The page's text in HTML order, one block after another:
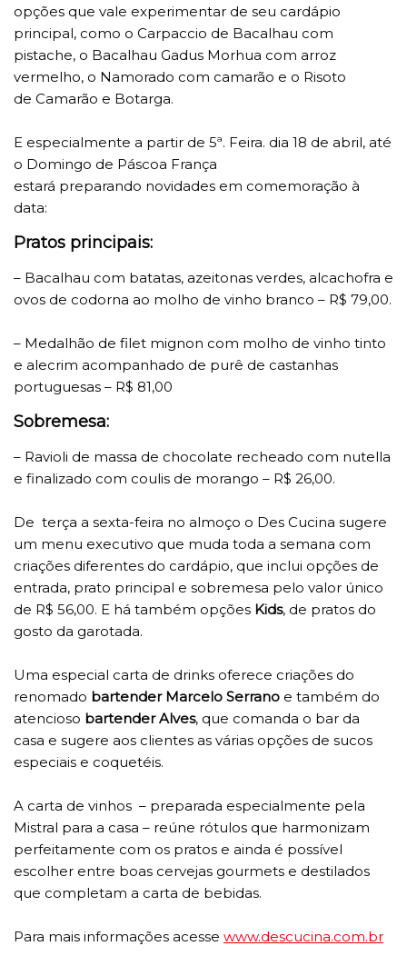
opções que vale experimentar de seu cardápio
principal, como o Carpaccio de Bacalhau com
pistache, o Bacalhau Gadus Morhua com arroz
vermelho, o Namorado com camarão e o Risoto
de Camarão e Botarga.
E especialmente a partir de 5ª. Feira. dia 18 de abril, até
o Domingo de Páscoa França
estará preparando novidades em comemoração à
data:
Pratos principais:
– Bacalhau com batatas, azeitonas verdes, alcachofra e
ovos de codorna ao molho de vinho branco – R$ 79,00.
– Medalhão de filet mignon com molho de vinho tinto
e alecrim acompanhado de purê de castanhas
portuguesas – R$ 81,00
Sobremesa:
– Ravioli de massa de chocolate recheado com nutella
e finalizado com coulis de morango – R$ 26,00.
De terça a sexta-feira no almoço o Des Cucina sugere
um menu executivo que muda toda a semana com
criações diferentes do cardápio, que inclui opções de
entrada, prato principal e sobremesa pelo valor único
de R$ 56,00. E há também opções Kids, de pratos do
gosto da garotada.
Uma especial carta de drinks oferece criações do
renomado bartender Marcelo Serrano e também do
atencioso bartender Alves, que comanda o bar da
casa e sugere aos clientes as várias opções de sucos
especiais e coquetéis.
A carta de vinhos – preparada especialmente pela
Mistral para a casa – reúne rótulos que harmonizam
perfeitamente com os pratos e ainda é possível
escolher entre boas cervejas gourmets e destilados
que completam a carta de bebidas.
Para mais informações acesse www.descucina.com.br